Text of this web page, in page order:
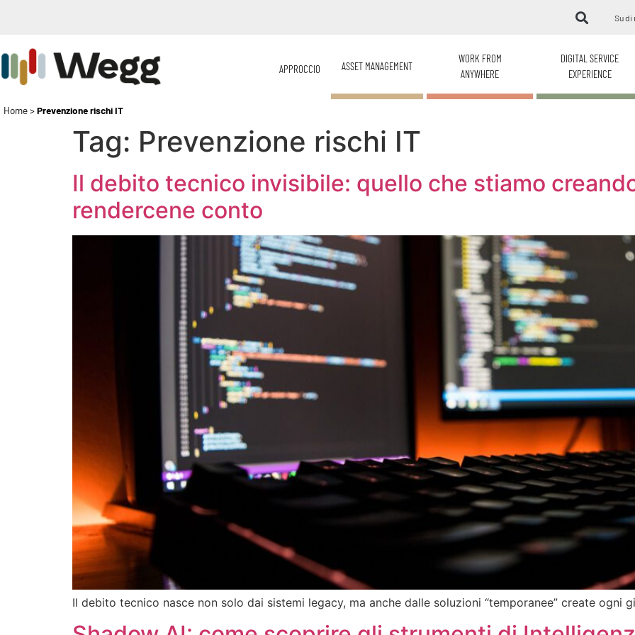
Su di
APPROCCIO ASSET MANAGEMENT
WORK FROM
ANYWHERE
DIGITAL SERVICE
EXPERIENCE
Home>Prevenzione rischi IT
Tag: Prevenzione rischi IT
Il debito tecnico invisibile: quello che stiamo
rendercene conto
Il debito tecnico nasce non solo dai sistemi legacy, ma anche dalle soluzioni “temporanee” create ogni